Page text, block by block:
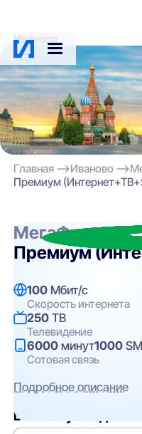
Иваново
Главная Иваново
Премиум
МегаФон
Премиум
100 Мбит/с
Скорость интернета
250 ТВ
Телевидение
6000 минут1000
Сотовая связь
Подробное описание
Вам могут подойти